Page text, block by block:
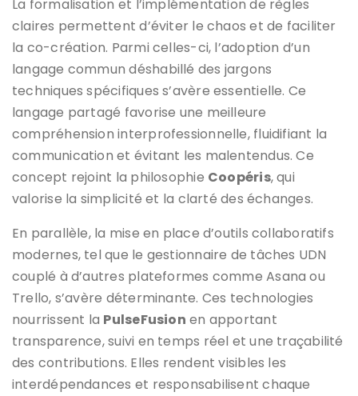
La formalisation et l’implémentation de règles
claires permettent d’éviter le chaos et de faciliter
la co-création. Parmi celles-ci, l’adoption d’un
langage commun déshabillé des jargons
techniques spécifiques s’avère essentielle. Ce
langage partagé favorise une meilleure
compréhension interprofessionnelle, fluidifiant la
communication et évitant les malentendus. Ce
concept rejoint la philosophie Coopéris, qui
valorise la simplicité et la clarté des échanges.
En parallèle, la mise en place d’outils collaboratifs
modernes, tel que le gestionnaire de tâches UDN
couplé à d’autres plateformes comme Asana ou
Trello, s’avère déterminante. Ces technologies
nourrissent la PulseFusion en apportant
transparence, suivi en temps réel et une traçabilité
des contributions. Elles rendent visibles les
interdépendances et responsabilisent chaque